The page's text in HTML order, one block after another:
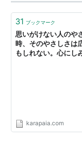
ぎだものね・・」
う！見かねたご近
31 ブックマーク
思いがけない人のや
時、そのやさしさは
もしれない。心にし
karapaia.com